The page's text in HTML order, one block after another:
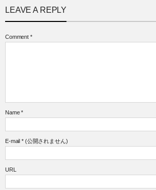
LEAVE A REPLY
Comment *
Name *
E-mail *(公開されません)
URL